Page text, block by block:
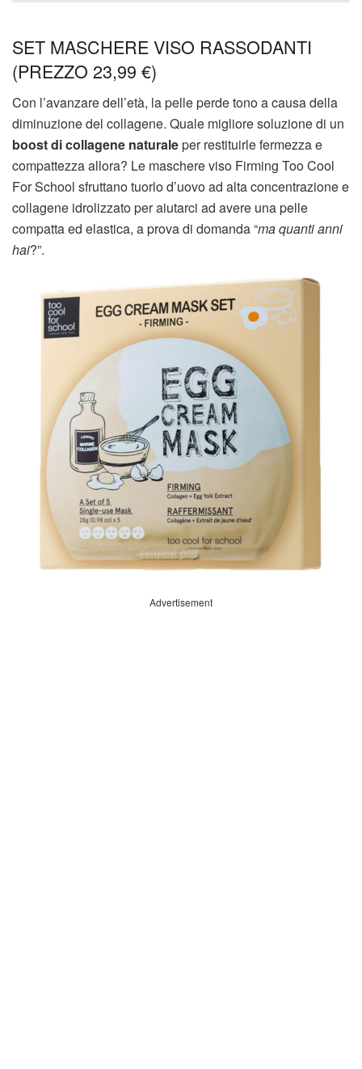
SET MASCHERE VISO RASSODANTI
(PREZZO 23,99 €)
Con l’avanzare dell’età, la pelle perde tono a causa della
diminuzione del collagene. Quale migliore soluzione di un
boost di collagene naturaleper restituirle fermezza e
compattezza allora? Le maschere viso Firming Too Cool
For School sfruttano tuorlo d’uovo ad alta concentrazione e
collagene idrolizzato per aiutarci ad avere una pelle
compatta ed elastica, a prova di domanda “ma quanti anni
hai?”.
Advertisement